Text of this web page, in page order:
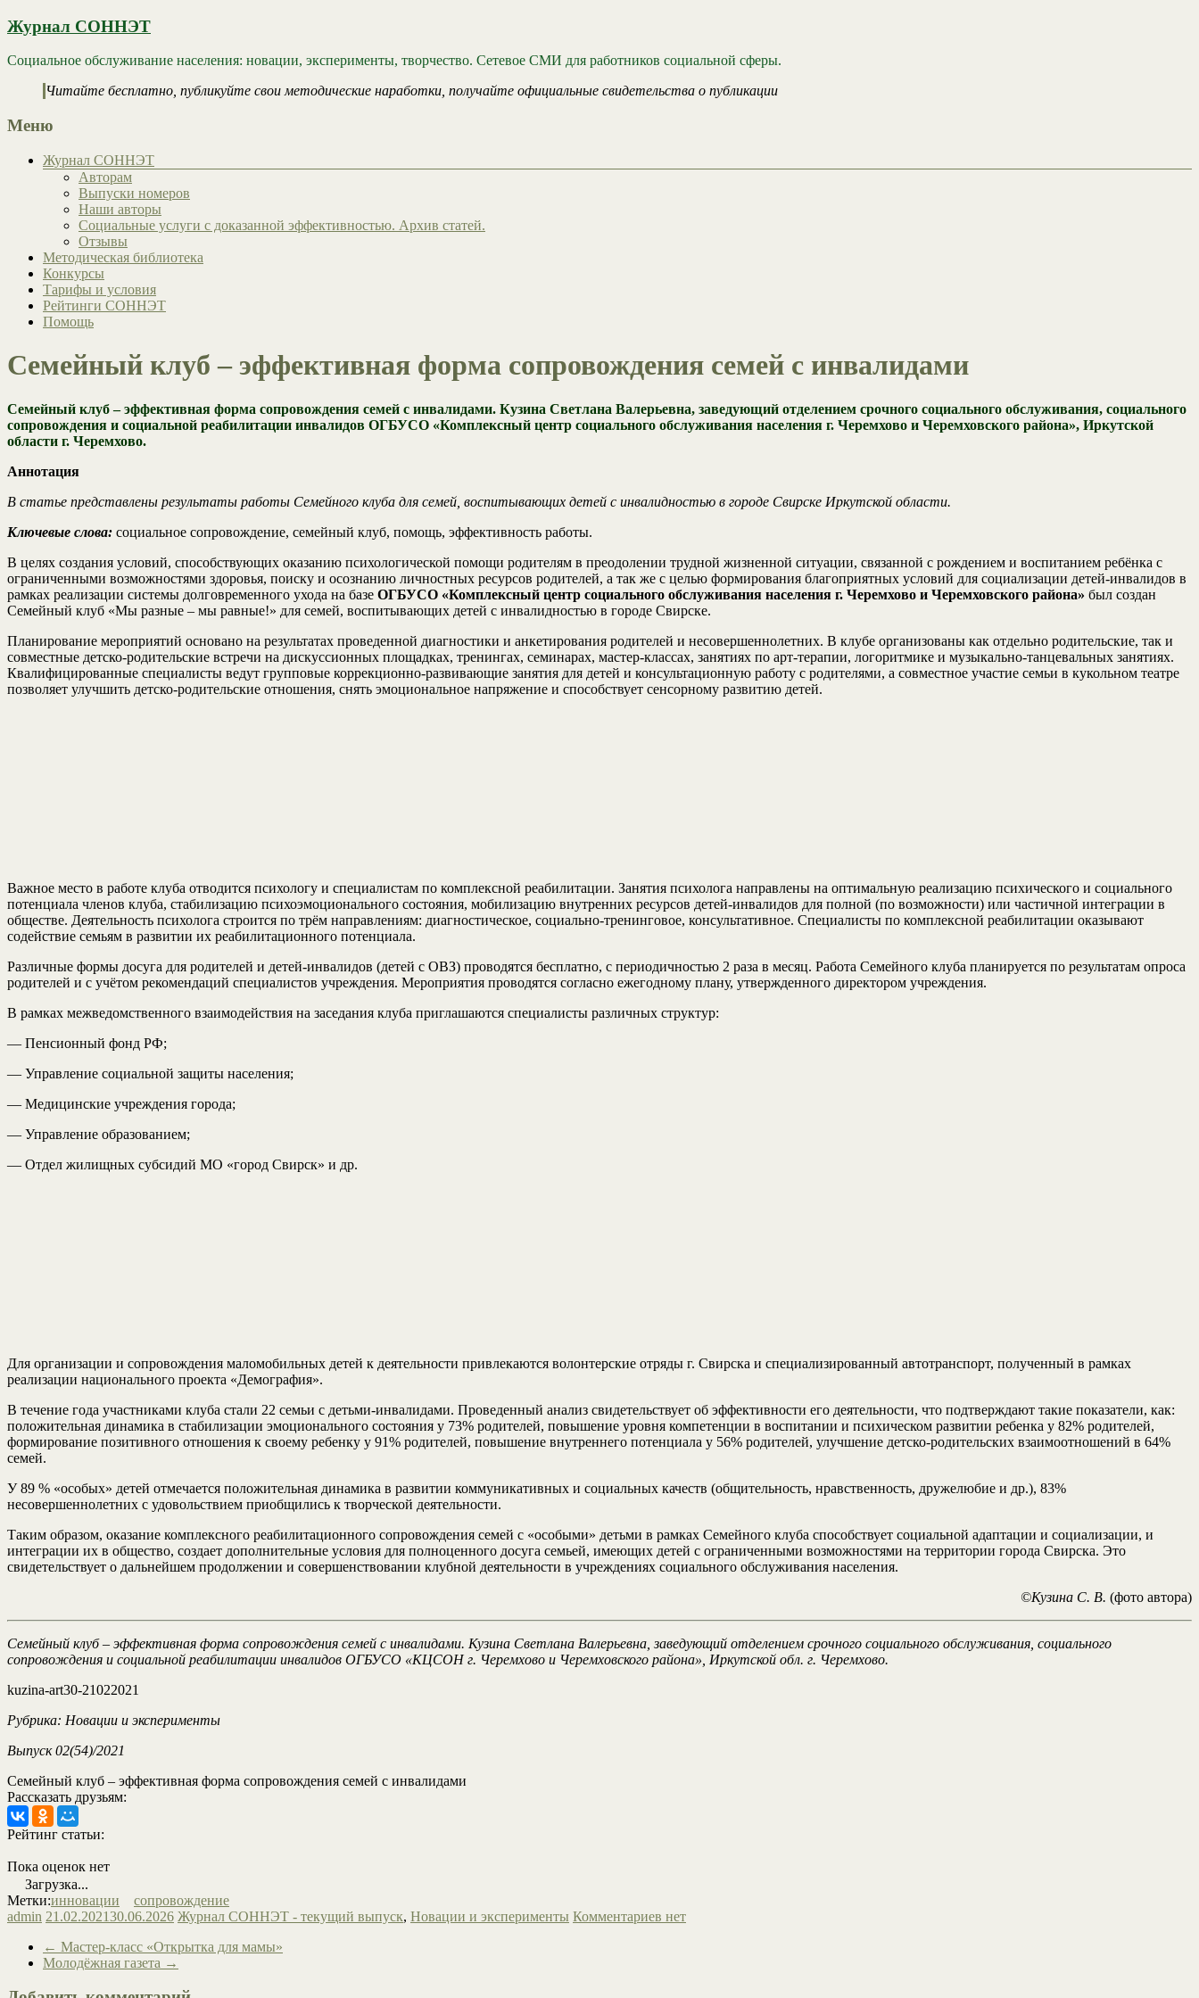
Журнал СОННЭТ
Социальное обслуживание населения: новации, эксперименты, творчество. Сетевое СМИ для работников социальной сферы.
Читайте бесплатно, публикуйте свои методические наработки, получайте официальные свидетельства о публикации
Меню
Журнал СОННЭТ
Авторам
Выпуски номеров
Наши авторы
Социальные услуги с доказанной эффективностью. Архив статей.
Отзывы
Методическая библиотека
Конкурсы
Тарифы и условия
Рейтинги СОННЭТ
Помощь
Семейный клуб – эффективная форма сопровождения семей с инвалидами
Семейный клуб – эффективная форма сопровождения семей с инвалидами. Кузина Светлана Валерьевна, заведующий отделением срочного социального обслуживания, социального
сопровождения и социальной реабилитации инвалидов ОГБУСО «Комплексный центр социального обслуживания населения г. Черемхово и Черемховского района», Иркутской
области г. Черемхово.
Аннотация
В статье представлены результаты работы Семейного клуба для семей, воспитывающих детей с инвалидностью в городе Свирске Иркутской области.
Ключевые слова: социальное сопровождение, семейный клуб, помощь, эффективность работы.
В целях создания условий, способствующих оказанию психологической помощи родителям в преодолении трудной жизненной ситуации, связанной с рождением и воспитанием ребёнка с
ограниченными возможностями здоровья, поиску и осознанию личностных ресурсов родителей, а так же с целью формирования благоприятных условий для социализации детей-инвалидов в
рамках реализации системы долговременного ухода на базе ОГБУСО «Комплексный центр социального обслуживания населения г. Черемхово и Черемховского района» был создан
Семейный клуб «Мы разные – мы равные!» для семей, воспитывающих детей с инвалидностью в городе Свирске.
Планирование мероприятий основано на результатах проведенной диагностики и анкетирования родителей и несовершеннолетних. В клубе организованы как отдельно родительские, так и
совместные детско-родительские встречи на дискуссионных площадках, тренингах, семинарах, мастер-классах, занятиях по арт-терапии, логоритмике и музыкально-танцевальных занятиях.
Квалифицированные специалисты ведут групповые коррекционно-развивающие занятия для детей и консультационную работу с родителями, а совместное участие семьи в кукольном театре
позволяет улучшить детско-родительские отношения, снять эмоциональное напряжение и способствует сенсорному развитию детей.
Важное место в работе клуба отводится психологу и специалистам по комплексной реабилитации. Занятия психолога направлены на оптимальную реализацию психического и социального
потенциала членов клуба, стабилизацию психоэмоционального состояния, мобилизацию внутренних ресурсов детей-инвалидов для полной (по возможности) или частичной интеграции в
обществе. Деятельность психолога строится по трём направлениям: диагностическое, социально-тренинговое, консультативное. Специалисты по комплексной реабилитации оказывают
содействие семьям в развитии их реабилитационного потенциала.
Различные формы досуга для родителей и детей-инвалидов (детей с ОВЗ) проводятся бесплатно, с периодичностью 2 раза в месяц. Работа Семейного клуба планируется по результатам опроса
родителей и с учётом рекомендаций специалистов учреждения. Мероприятия проводятся согласно ежегодному плану, утвержденного директором учреждения.
В рамках межведомственного взаимодействия на заседания клуба приглашаются специалисты различных структур:
— Пенсионный фонд РФ;
— Управление социальной защиты населения;
— Медицинские учреждения города;
— Управление образованием;
— Отдел жилищных субсидий МО «город Свирск» и др.
Для организации и сопровождения маломобильных детей к деятельности привлекаются волонтерские отряды г. Свирска и специализированный автотранспорт, полученный в рамках
реализации национального проекта «Демография».
В течение года участниками клуба стали 22 семьи с детьми-инвалидами. Проведенный анализ свидетельствует об эффективности его деятельности, что подтверждают такие показатели, как:
положительная динамика в стабилизации эмоционального состояния у 73% родителей, повышение уровня компетенции в воспитании и психическом развитии ребенка у 82% родителей,
формирование позитивного отношения к своему ребенку у 91% родителей, повышение внутреннего потенциала у 56% родителей, улучшение детско-родительских взаимоотношений в 64%
семей.
У 89 % «особых» детей отмечается положительная динамика в развитии коммуникативных и социальных качеств (общительность, нравственность, дружелюбие и др.), 83%
несовершеннолетних с удовольствием приобщились к творческой деятельности.
Таким образом, оказание комплексного реабилитационного сопровождения семей с «особыми» детьми в рамках Семейного клуба способствует социальной адаптации и социализации, и
интеграции их в общество, создает дополнительные условия для полноценного досуга семьей, имеющих детей с ограниченными возможностями на территории города Свирска. Это
свидетельствует о дальнейшем продолжении и совершенствовании клубной деятельности в учреждениях социального обслуживания населения.
©Кузина С. В. (фото автора)
Семейный клуб – эффективная форма сопровождения семей с инвалидами. Кузина Светлана Валерьевна, заведующий отделением срочного социального обслуживания, социального
сопровождения и социальной реабилитации инвалидов ОГБУСО «КЦСОН г. Черемхово и Черемховского района», Иркутской обл. г. Черемхово.
kuzina-art30-21022021
Рубрика: Новации и эксперименты
Выпуск 02(54)/2021
Семейный клуб – эффективная форма сопровождения семей с инвалидами
Рассказать друзьям:
Рейтинг статьи:
Пока оценок нет
Загрузка...
Метки:инновации
сопровождение
admin 21.02.202130.06.2026 Журнал СОННЭТ - текущий выпуск, Новации и эксперименты Комментариев нет
← Мастер-класс «Открытка для мамы»
Молодёжная газета →